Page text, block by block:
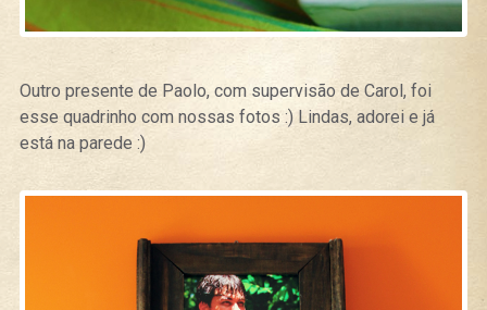
Outro presente de Paolo, com supervisão de Carol, foi
esse quadrinho com nossas fotos :) Lindas, adorei e já
está na parede :)